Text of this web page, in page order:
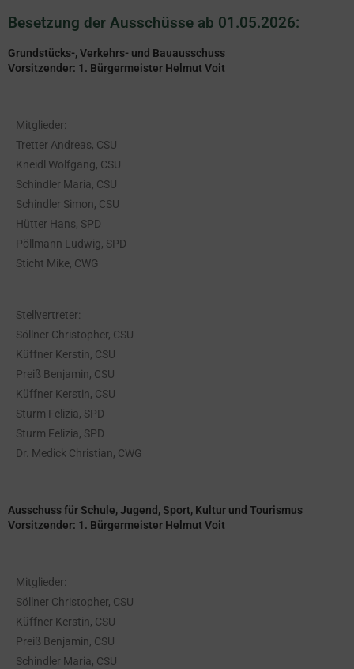
Besetzung der Ausschüsse ab 01.05.2026:
Grundstücks-, Verkehrs- und Bauausschuss
Vorsitzender: 1. Bürgermeister Helmut Voit
Mitglieder:
Tretter Andreas, CSU
Kneidl Wolfgang, CSU
Schindler Maria, CSU
Schindler Simon, CSU
Hütter Hans, SPD
Pöllmann Ludwig, SPD
Sticht Mike, CWG
Stellvertreter:
Söllner Christopher, CSU
Küffner Kerstin, CSU
Preiß Benjamin, CSU
Küffner Kerstin, CSU
Sturm Felizia, SPD
Sturm Felizia, SPD
Dr. Medick Christian, CWG
Ausschuss für Schule, Jugend, Sport, Kultur und Tourismus
Vorsitzender: 1. Bürgermeister Helmut Voit
Mitglieder:
Söllner Christopher, CSU
Küffner Kerstin, CSU
Preiß Benjamin, CSU
Schindler Maria, CSU